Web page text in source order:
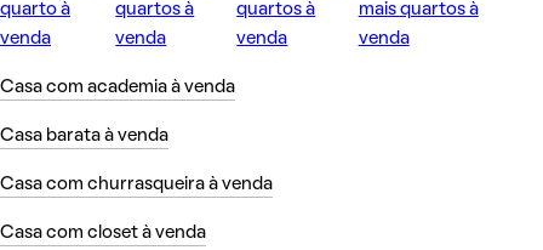
quarto à
venda
quartos à
venda
quartos à
venda
mais quartos à
venda
Casa com academia à venda
Casa barata à venda
Casa com churrasqueira à venda
Casa com closet à venda